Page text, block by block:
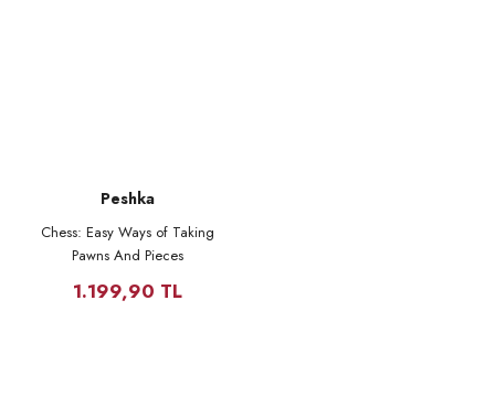
Peshka
Chess: Easy Ways of Taking
Pawns And Pieces
1.199,90 TL